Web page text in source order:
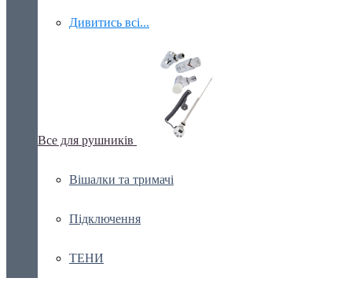
Дивитись всі...
Все для рушників
Вішалки та тримачі
Підключення
ТЕНИ